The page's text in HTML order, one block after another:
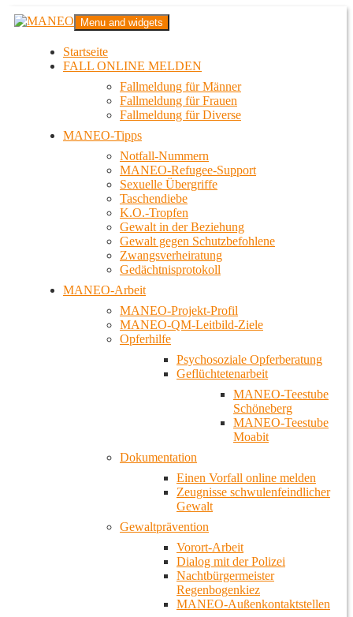
Zum
InhaltMANEO
Das schwule Anti-Gewalt-Projekt in Berlin
Menu and widgets
Startseite
FALL ONLINE MELDEN
Fallmeldung für Männer
Fallmeldung für Frauen
Fallmeldung für Diverse
MANEO-Tipps
Notfall-Nummern
MANEO-Refugee-Support
Sexuelle Übergriffe
Taschendiebe
K.O.-Tropfen
Gewalt in der Beziehung
Gewalt gegen Schutzbefohlene
Zwangsverheiratung
Gedächtnisprotokoll
MANEO-Arbeit
MANEO-Projekt-Profil
MANEO-QM-Leitbild-Ziele
Opferhilfe
Psychosoziale Opferberatung
Geflüchtetenarbeit
MANEO-Teestube
Schöneberg
MANEO-Teestube
Moabit
Dokumentation
Einen Vorfall online melden
Zeugnisse schwulenfeindlicher
Gewalt
Gewaltprävention
Vorort-Arbeit
Dialog mit der Polizei
Nachtbürgermeister
Regenbogenkiez
MANEO-Außenkontaktstellen